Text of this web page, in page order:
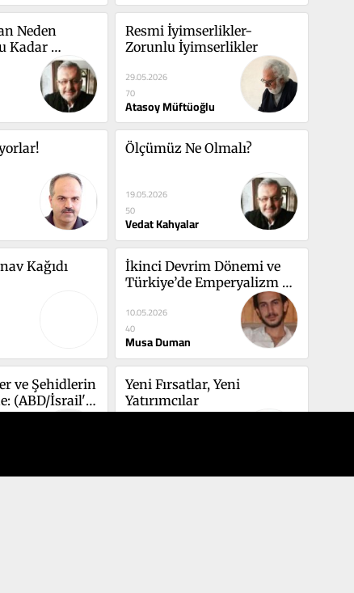
Neden
Kadar
Resmi İyimserlikler-
Zorunlu İyimserlikler
29.05.2026
70
Atasoy Müftüoğlu
Ölçümüz Ne Olmalı?
19.05.2026
50
Vedat Kahyalar
Kağıdı
İkinci Devrim Dönemi ve
Türkiye’de Emperyalizm
10.05.2026
40
Musa Duman
ve Şehidlerin
(ABD/İsrail'e)
Yeni Fırsatlar, Yeni
Yatırımcılar